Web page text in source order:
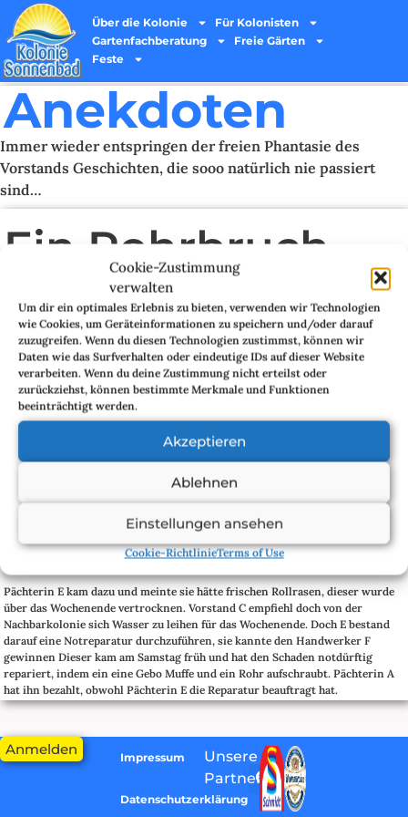
Cookie-Zustimmung
verwalten
Um dir ein optimales Erlebnis zu bieten, verwenden wir Technologien
wie Cookies, um Geräteinformationen zu speichern und/oder darauf
zuzugreifen. Wenn du diesen Technologien zustimmst, können wir
Daten wie das Surfverhalten oder eindeutige IDs auf dieser Website
verarbeiten. Wenn du deine Zustimmung nicht erteilst oder
zurückziehst, können bestimmte Merkmale und Funktionen
beeinträchtigt werden.
Akzeptieren
Ablehnen
Einstellungen ansehen
Cookie-RichtlinieTerms of Use
Über die Kolonie
Für Kolonisten
Gartenfachberatung
Freie Gärten
Feste
Anekdoten
Immer wieder entspringen der freien Phantasie des
Vorstands Geschichten, die sooo natürlich nie passiert
sind…
Ein Rohrbruch
3. SEPTEMBER 2020
Pächterin A hat sich die Firma B zum Entleeren ihrer Grube am Freitag
bestellt. Leider hat sie den Wasser Schacht geöffnet, obwohl sie wusste, dass
die Firma in ihrem Garten musste. Prompt ist natürlich der arme Abpumper
in die Grube gestürzt und hat dabei den Zähler an beiden Seiten aus den
Rohren herausgetreten. Das Wasser lief in Strömen.
Vorstand C wurde gerufen, er rief bei Firma B an, um sich zu beschweren und
sie aufzufordern, die Kosten der Reparatur zu übernehmen. Firma B meinte,
sei denn die Baustelle gesichert gewesen, was Vorstand C verneinen musste.
Daraufhin meinte Firma B das Pächterin A die alleinige Schuld trage und das
muss der Vorstand sie auch einsehen. Vorstand C hat sich bei Firma B
entschuldigt.
Pächterin A wurde beauftragt die Leitung freizulegen. Vorstand C hat sich
mit Reparatur Firma D in Verbindung gesetzt und diese wollte am Montag
den Schaden reparieren also sehr kurzfristig.
Pächterin E kam dazu und meinte sie hätte frischen Rollrasen, dieser wurde
über das Wochenende vertrocknen. Vorstand C empfiehl doch von der
Nachbarkolonie sich Wasser zu leihen für das Wochenende. Doch E bestand
darauf eine Notreparatur durchzuführen, sie kannte den Handwerker F
gewinnen Dieser kam am Samstag früh und hat den Schaden notdürftig
repariert, indem ein eine Gebo Muffe und ein Rohr aufschraubt. Pächterin A
hat ihn bezahlt, obwohl Pächterin E die Reparatur beauftragt hat.
organisiert, aber das war Pächterin E wohl nichts, weil die Nachbarn nicht
immer da waren. Am Montag kam dann Firma D und wollte den Schaden
beheben, dabei hat sie festgestellt dass offensichtlich der Handwerker F die
Hauptleitung beschädigt hat und so die gesamte Hauptleitung repariert
Anmelden Impressum
Datenschutzerklärung
Unsere
Partner: